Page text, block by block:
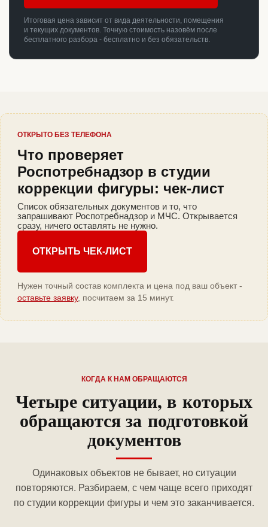
Итоговая цена зависит от вида деятельности, помещения
и текущих документов. Точную стоимость назовём после
бесплатного разбора - бесплатно и без обязательств.
ОТКРЫТО БЕЗ ТЕЛЕФОНА
Что проверяет
Роспотребнадзор в студии
коррекции фигуры: чек-лист
Список обязательных документов и то, что
запрашивают Роспотребнадзор и МЧС. Открывается
сразу, ничего оставлять не нужно.
ОТКРЫТЬ ЧЕК-ЛИСТ
Нужен точный состав комплекта и цена под ваш объект -
оставьте заявку, посчитаем за 15 минут.
КОГДА К НАМ ОБРАЩАЮТСЯ
Четыре ситуации, в которых
обращаются за подготовкой
документов
Одинаковых объектов не бывает, но ситуации
повторяются. Разбираем, с чем чаще всего приходят
по студии коррекции фигуры и чем это заканчивается.